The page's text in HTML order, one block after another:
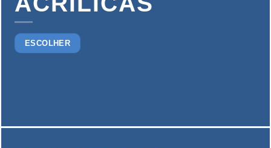
ESCOLHER